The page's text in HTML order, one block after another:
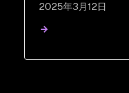
2025年3月12日